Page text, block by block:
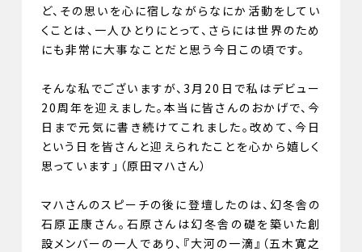
ど、その思いを心に宿しながらなにか活動をしてい
くことは、一人ひとりにとって、さらには世界のため
にも非常に大事なことだと思う今日この頃です。
そんな私でございますが、3月20日で私はデビュー
20周年を迎えました。本当に皆さんのおかげで、今
日まで元気に書き続けてこれました。改めて、今日
という日を皆さんと迎えられたことを心から嬉しく
思っています」（原田マハさん）
マハさんのスピーチの後に登壇したのは、幻冬舎の
石原正康さん。石原さんは幻冬舎の礎を築いた創
設メンバーの一人であり、『大河の一滴』（五木寛之